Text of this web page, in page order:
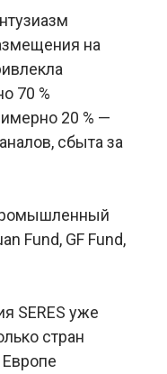
на
70 %
20 % —
сбыта за
Fund, GF Fund,
SERES уже
стран